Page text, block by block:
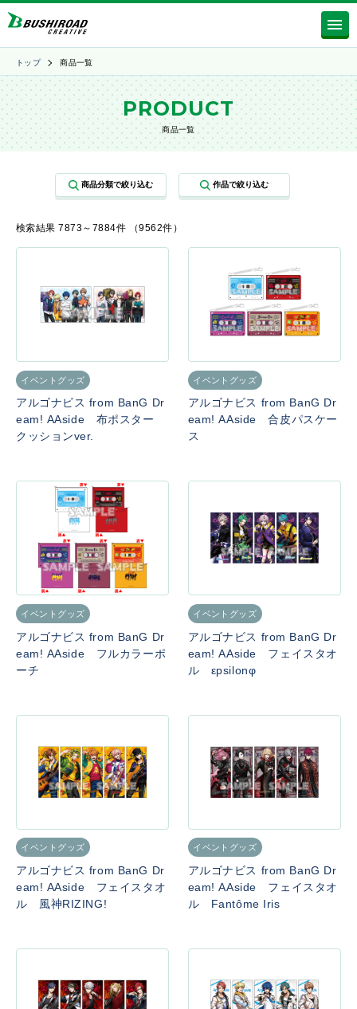
トップ 商品一覧
PRODUCT
商品一覧
検索結果 7873～7884件 （9562件）
イベントグッズ
アルゴナビス from BanG Dr
eam! AAside 布ポスター
クッションver.
イベントグッズ
アルゴナビス from BanG Dr
eam! AAside 合皮パスケー
ス
イベントグッズ
アルゴナビス from BanG Dr
eam! AAside フルカラーポ
ーチ
イベントグッズ
アルゴナビス from BanG Dr
eam! AAside フェイスタオ
ル εpsilonφ
イベントグッズ
アルゴナビス from BanG Dr
eam! AAside フェイスタオ
ル 風神RIZING!
イベントグッズ
アルゴナビス from BanG Dr
eam! AAside フェイスタオ
ル Fantôme Iris